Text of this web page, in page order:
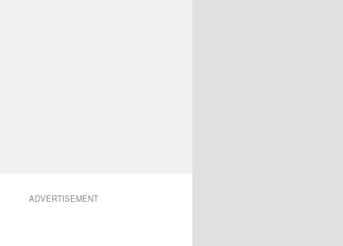
ADVERTISEMENT